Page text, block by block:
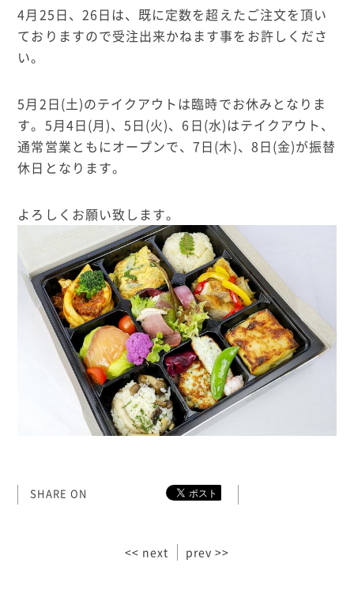
4月25日、26日は、既に定数を超えたご注文を頂い
ておりますので受注出来かねます事をお許しくださ
い。
5月2日(土)のテイクアウトは臨時でお休みとなりま
す。5月4日(月)、5日(火)、6日(水)はテイクアウト、
通常営業ともにオープンで、7日(木)、8日(金)が振替
休日となります。
よろしくお願い致します。
SHARE ON
<< next prev >>